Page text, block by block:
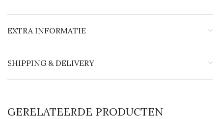
EXTRA INFORMATIE
SHIPPING & DELIVERY
GERELATEERDE PRODUCTEN